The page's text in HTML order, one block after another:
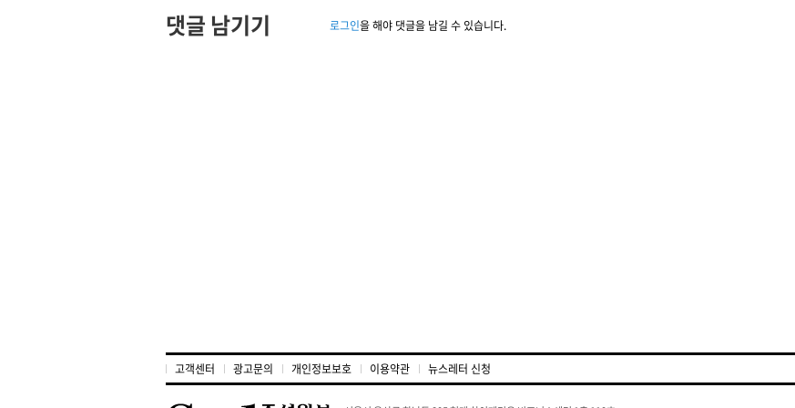
댓글 남기기 로그인을 해야 댓글을 남길 수 있습니다.
고객센터 광고문의 개인정보보호 이용약관 뉴스레터 신청